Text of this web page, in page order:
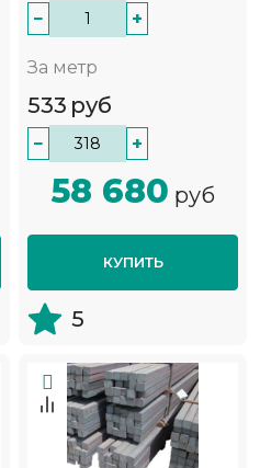
− +
За метр
533 руб
− +
58 680 руб
КУПИТЬ
5